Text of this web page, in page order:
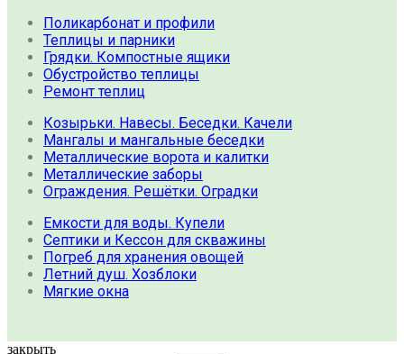
Поликарбонат и профили
Теплицы и парники
Грядки. Компостные ящики
Обустройство теплицы
Ремонт теплиц
Козырьки. Навесы. Беседки. Качели
Мангалы и мангальные беседки
Металлические ворота и калитки
Металлические заборы
Ограждения. Решётки. Оградки
Емкости для воды. Купели
Септики и Кессон для скважины
Погреб для хранения овощей
Летний душ. Хозблоки
Мягкие окна
закрыть